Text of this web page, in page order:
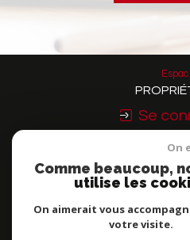
Se
Nous
On
Comme beaucoup,
utilise les
On aimerait vous
votre visite.